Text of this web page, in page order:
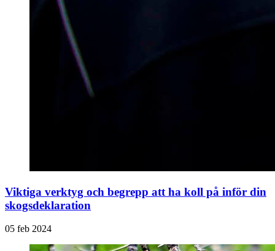
Viktiga verktyg och begrepp att ha koll på inför din
skogsdeklaration
05 feb 2024